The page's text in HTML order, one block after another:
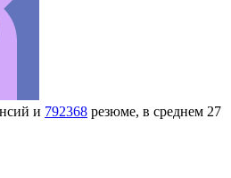
и 792368 резюме, в среднем 27